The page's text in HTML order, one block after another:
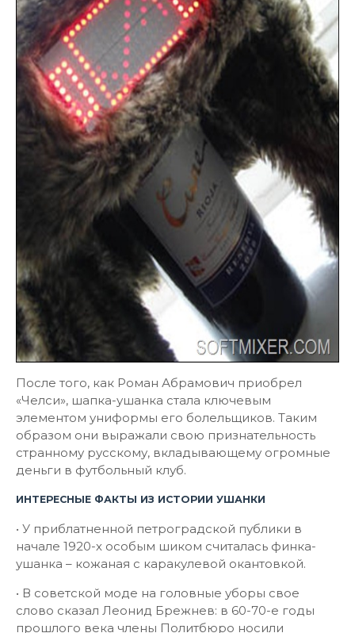
После того, как Роман Абрамович приобрел
«Челси», шапка-ушанка стала ключевым
элементом униформы его болельщиков. Таким
образом они выражали свою признательность
странному русскому, вкладывающему огромные
деньги в футбольный клуб.
ИНТЕРЕСНЫЕ ФАКТЫ ИЗ ИСТОРИИ УШАНКИ
• У приблатненной петроградской публики в
начале 1920-х особым шиком считалась финка-
ушанка – кожаная с каракулевой окантовкой.
• В советской моде на головные уборы свое
слово сказал Леонид Брежнев: в 60-70-е годы
прошлого века члены Политбюро носили